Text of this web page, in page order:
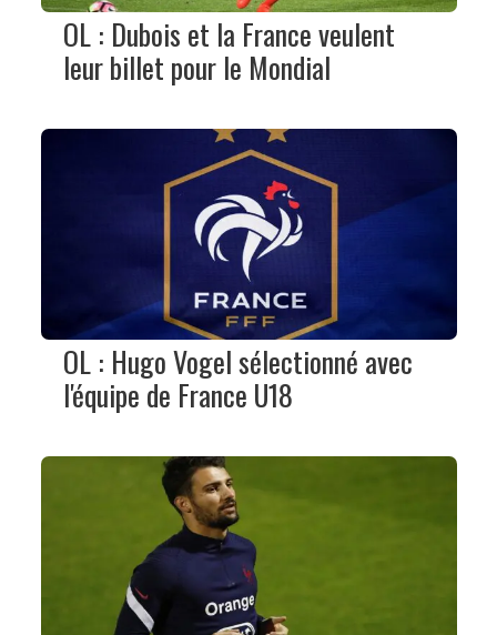
OL : Dubois et la France veulent
leur billet pour le Mondial
OL : Hugo Vogel sélectionné avec
l'équipe de France U18